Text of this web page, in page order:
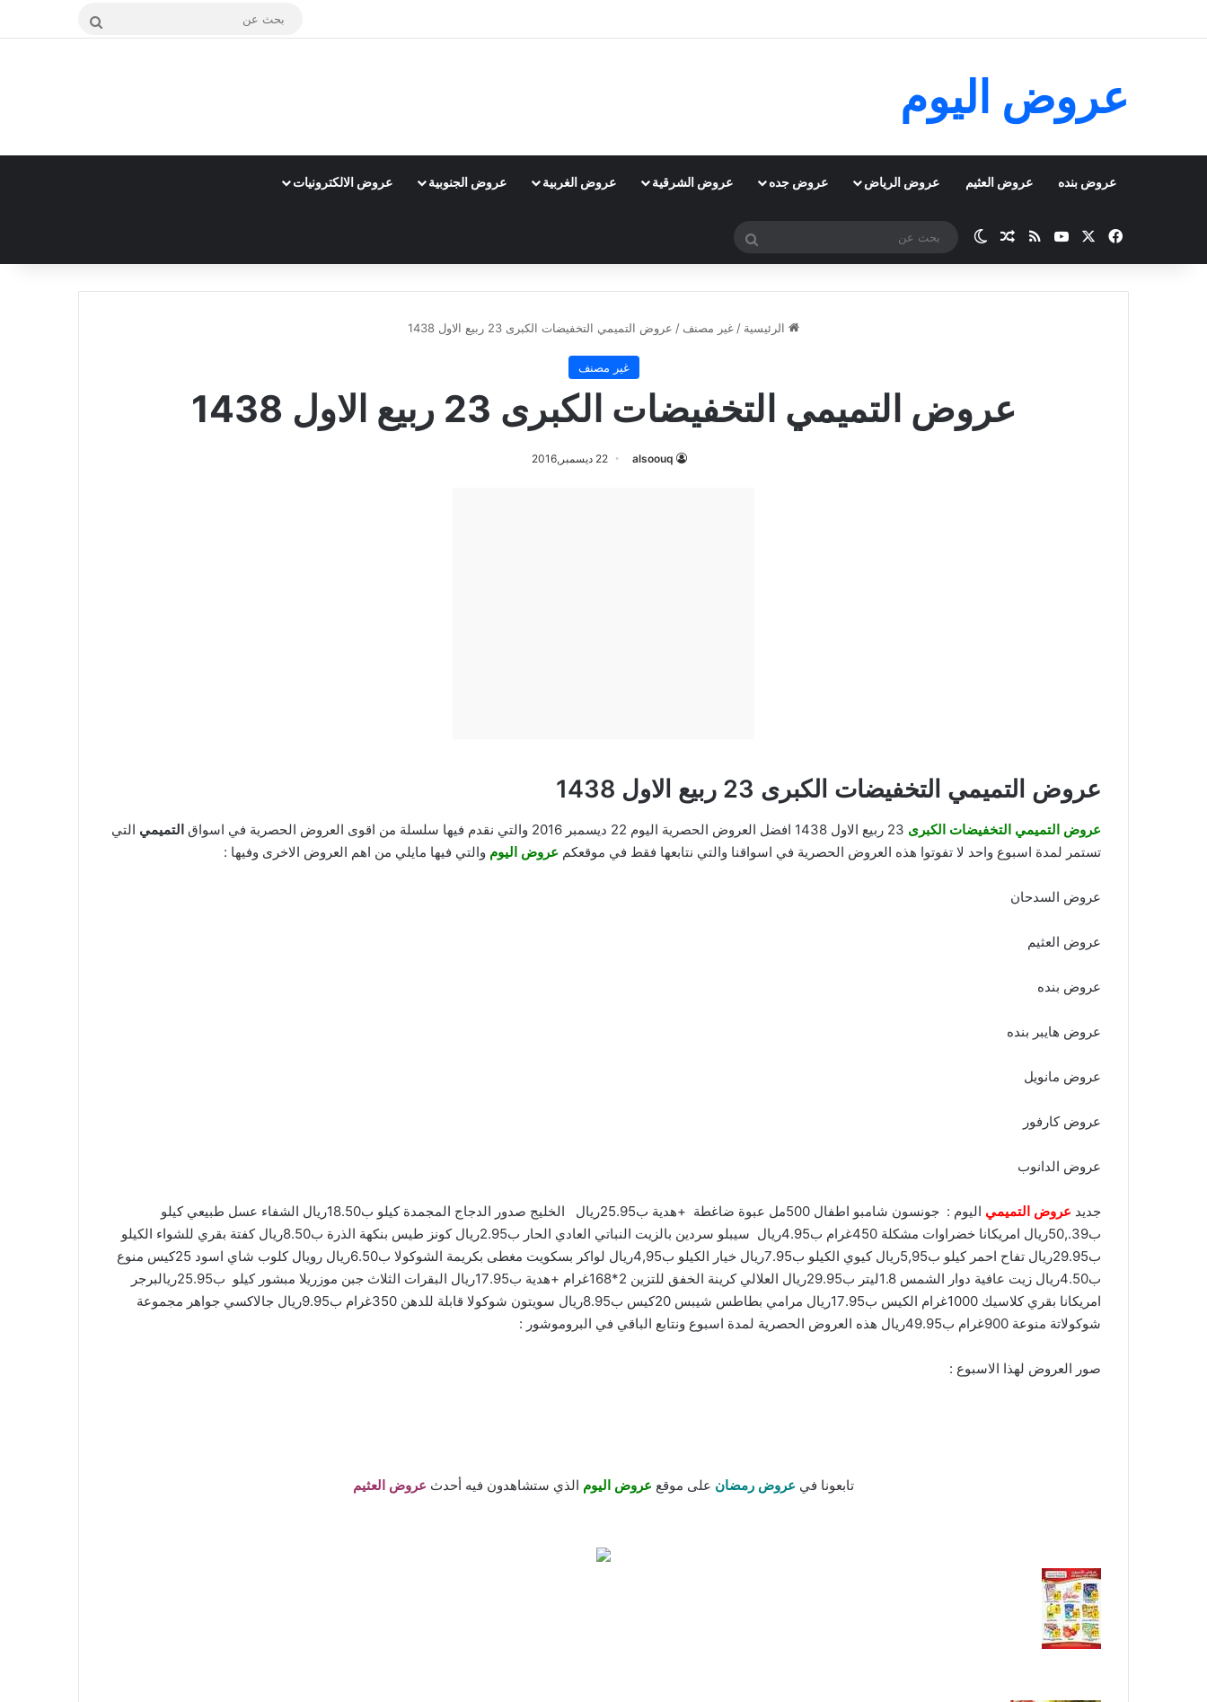
بحث
عروض اليوم
عروض بنده عروض العثيم عروض الرياض عروض جده عروض الشرقية عروض الغربية عروض الجنوبية عروض الالكترونيات
فيسبوك ‫YouTubeملخص الموقع RSS
مقال عشوائي
الوضع المظلم
بحث
الرئيسية / غير مصنف / عروض التميمي التخفيضات الكبرى 23 ربيع الاول 1438
غير مصنف
عروض التميمي التخفيضات الكبرى 23 ربيع الاول 1438
alsoouq 22 ديسمبر,2016
عروض التميمي التخفيضات الكبرى 23 ربيع الاول 1438
عروض التميمي التخفيضات الكبرى التميمي التي
تستمر لمدة اسبوع واحد لا تفوتوا هذه العروض الحصرية في اسواقنا والتي نتابعها فقط في موقعكم عروض اليوم والتي فيها مايلي من اهم العروض الاخرى وفيها :
عروض السدحان
عروض العثيم
عروض بنده
عروض هايبر بنده
عروض مانويل
عروض كارفور
عروض الدانوب
جديد عروض التميمي
اليوم : جونسون شامبو اطفال 500مل عبوة ضاغطة +هدية ب25.95ريال الخليج صدور الدجاج المجمدة كيلو ب18.50ريال الشفاء عسل طبيعي كيلو
ب39.,50ريال امريكانا خضراوات مشكلة 450غرام ب4.95ريال سيبلو سردين بالزيت النباتي العادي الحار ب2.95ريال كونز طيس بنكهة الذرة ب8.50ريال كفتة بقري للشواء الكيلو
ب29.95ريال تفاح احمر كيلو ب5,95ريال كيوي الكيلو ب7.95ريال خيار الكيلو ب4,95ريال لواكر بسكويت مغطى بكريمة الشوكولا ب6.50ريال رويال كلوب شاي اسود 25كيس منوع
ب4.50ريال زيت عافية دوار الشمس 1.8ليتر ب29.95ريال العلالي كرينة الخفق للتزين 2*168غرام +هدية ب17.95ريال البقرات الثلاث جبن موزريلا مبشور كيلو ب25.95ريالبرجر
امريكانا بقري كلاسيك 1000غرام الكيس ب17.95ريال مرامي بطاطس شيبس 20كيس ب8.95ريال سويتون شوكولا قابلة للدهن 350غرام ب9.95ريال جالاكسي جواهر مجموعة
شوكولاتة منوعة 900غرام ب49.95ريال هذه العروض الحصرية لمدة اسبوع ونتابع الباقي في البروموشور :
صور العروض لهذا الاسبوع :
تابعونا في عروض رمضان على موقع عروض اليوم الذي ستشاهدون فيه أحدث عروض العثيم